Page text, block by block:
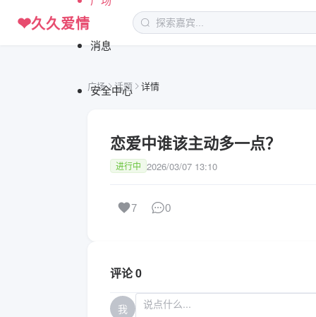
❤久久爱情
消息
安全中心
广场 话题 详情
恋爱中谁该主动多一点？
进行中 2026/03/07 13:10
7 0
评论 0
我